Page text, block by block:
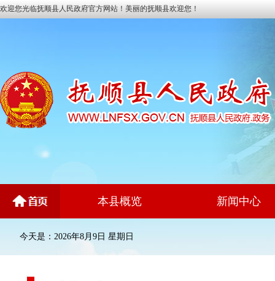
欢迎您光临抚顺县人民政府官方网站！美丽的抚顺县欢迎您！
本县概览 新闻中心
今天是：2026年8月9日 星期日